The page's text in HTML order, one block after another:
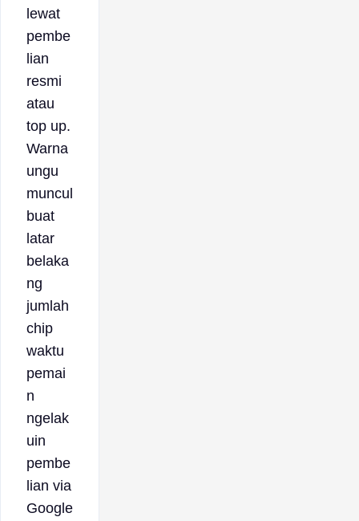
lewat
pembe
lian
resmi
atau
top up.
Warna
ungu
muncul
buat
latar
belaka
ng
jumlah
chip
waktu
pemai
n
ngelak
uin
pembe
lian via
Google